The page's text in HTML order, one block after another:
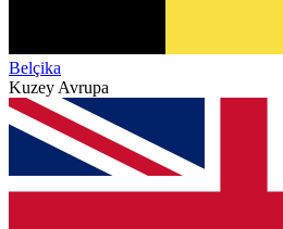
Belçika
Kuzey Avrupa